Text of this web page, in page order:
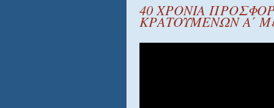
40 ΧΡΟΝΙΑ
ΚΡΑΤΟΥΜΕΝΩΝ Α΄